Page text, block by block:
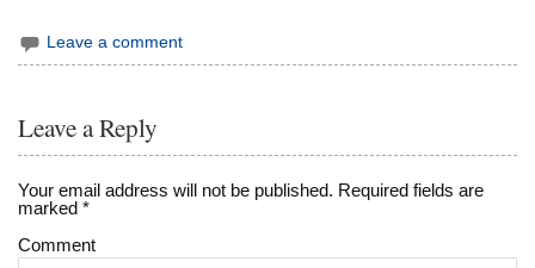
Leave a comment
Leave a Reply
Your email address will not be published. Required fields are
marked*
Comment